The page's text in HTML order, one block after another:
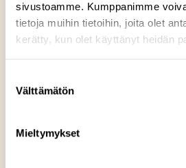
sivustoamme. Kumppanimme
tietoja muihin tietoihin, joita olet
kerätty, kun olet käyttänyt heidän
valinta
Välttämätön
Mieltymykset
Ainesosat